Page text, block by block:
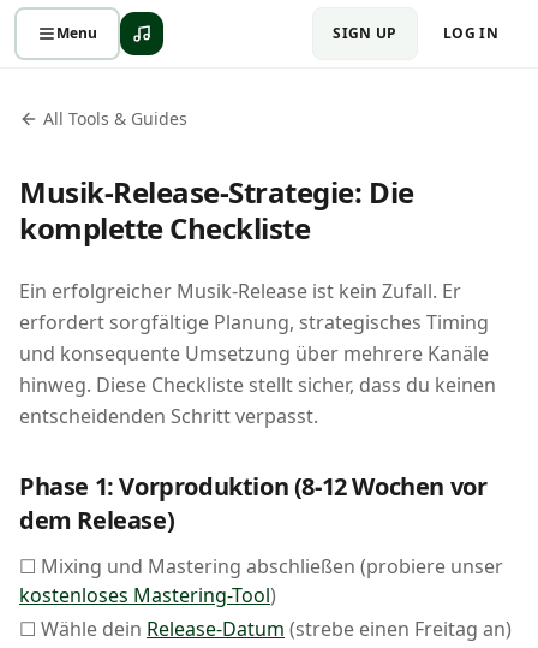
Menu SIGN UP LOG IN
All Tools & Guides
Musik-Release-Strategie: Die
komplette Checkliste
Ein erfolgreicher Musik-Release ist kein Zufall. Er
erfordert sorgfältige Planung, strategisches Timing
und konsequente Umsetzung über mehrere Kanäle
hinweg. Diese Checkliste stellt sicher, dass du keinen
entscheidenden Schritt verpasst.
Phase 1: Vorproduktion (8-12 Wochen vor
dem Release)
☐ Mixing und Mastering abschließen (probiere unser
kostenloses Mastering-Tool)
☐ Wähle dein Release-Datum (strebe einen Freitag an)